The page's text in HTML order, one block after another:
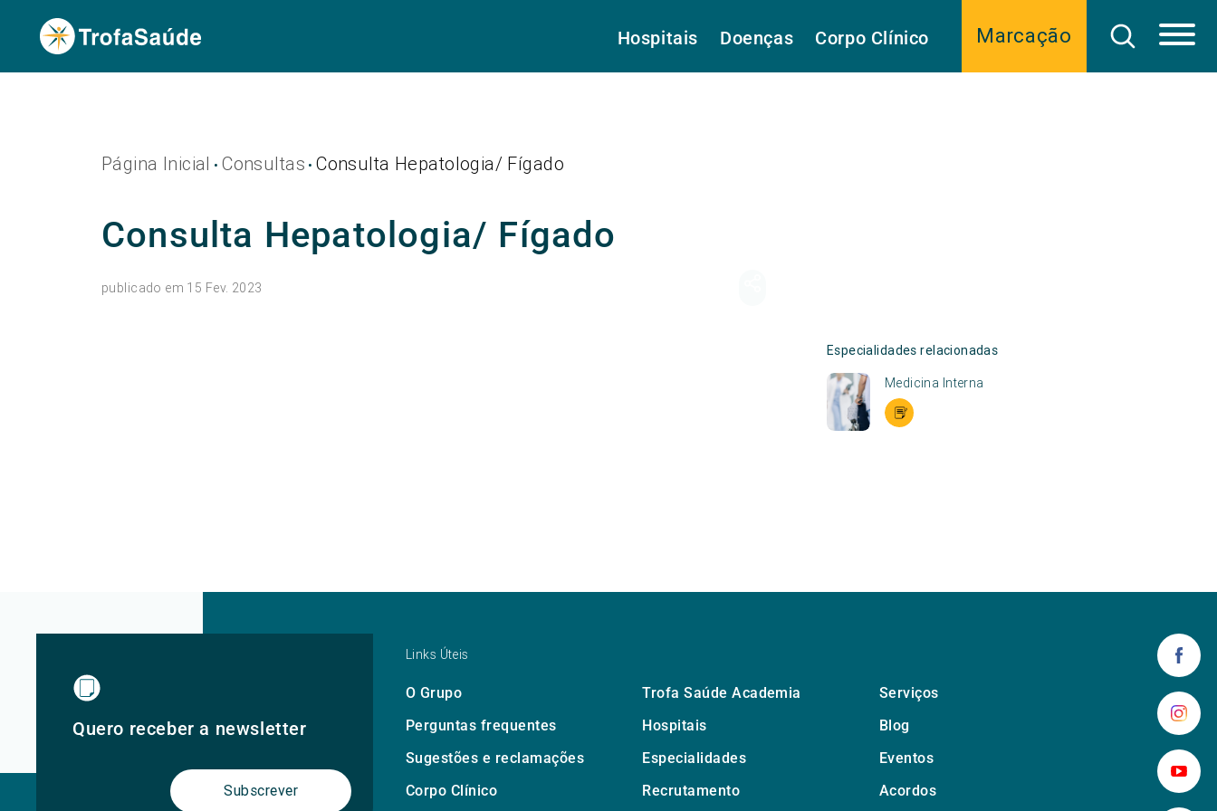
Marcação
Hospitais Doenças Corpo Clínico
Página Inicial •Consultas •Consulta Hepatologia/ Fígado
Consulta Hepatologia/ Fígado
publicado em 15 Fev. 2023
Especialidades relacionadas
Medicina Interna
Quero receber a newsletter
Subscrever
Links Úteis
O Grupo Trofa Saúde Academia
Serviços
Perguntas frequentes
Hospitais
Blog
Sugestões e reclamações
Especialidades
Eventos
Corpo Clínico
Recrutamento Acordos